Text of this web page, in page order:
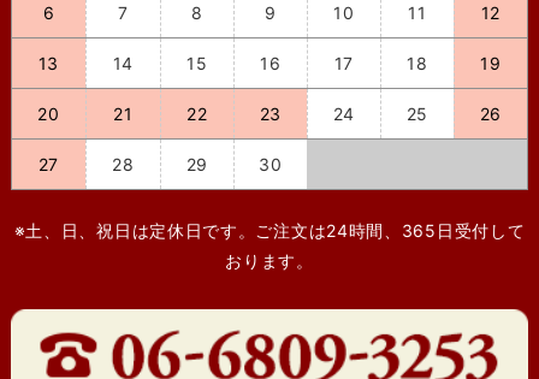
6 7 8 9 10 11 12
13 14 15 16 17 18 19
20 21 22 23 24 25 26
27 28 29 30
※土、日、祝日は定休日です。ご注文は24時間、365日受付して
おります。